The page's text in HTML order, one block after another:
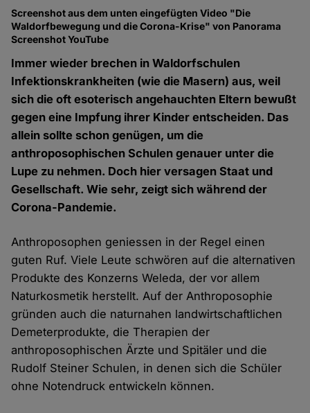
Screenshot aus dem unten eingefügten Video "Die
Waldorfbewegung und die Corona-Krise" von Panorama
Screenshot YouTube
Immer wieder brechen in Waldorfschulen
Infektionskrankheiten (wie die Masern) aus, weil
sich die oft esoterisch angehauchten Eltern bewußt
gegen eine Impfung ihrer Kinder entscheiden. Das
allein sollte schon genügen, um die
anthroposophischen Schulen genauer unter die
Lupe zu nehmen. Doch hier versagen Staat und
Gesellschaft. Wie sehr, zeigt sich während der
Corona-Pandemie.
Anthroposophen geniessen in der Regel einen
guten Ruf. Viele Leute schwören auf die alternativen
Produkte des Konzerns Weleda, der vor allem
Naturkosmetik herstellt. Auf der Anthroposophie
gründen auch die naturnahen landwirtschaftlichen
Demeterprodukte, die Therapien der
anthroposophischen Ärzte und Spitäler und die
Rudolf Steiner Schulen, in denen sich die Schüler
ohne Notendruck entwickeln können.